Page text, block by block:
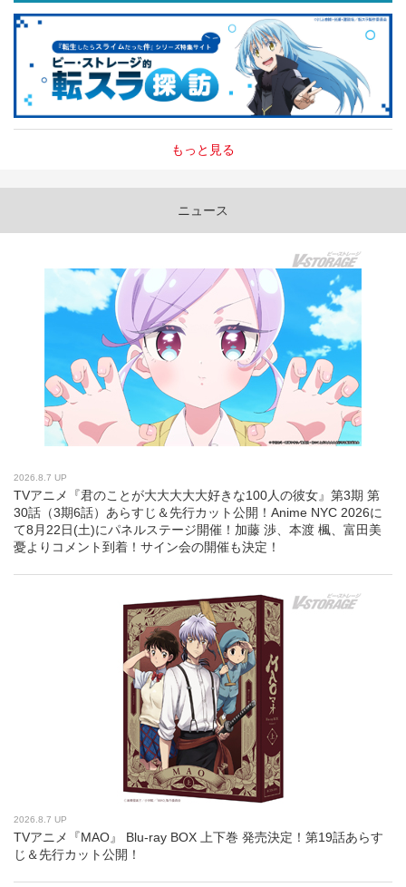
もっと見る
ニュース
2026.8.7 UP
TVアニメ『君のことが大大大大大好きな100人の彼女』第3期 第
30話（3期6話）あらすじ＆先行カット公開！Anime NYC 2026に
て8月22日(土)にパネルステージ開催！加藤 渉、本渡 楓、富田美
憂よりコメント到着！サイン会の開催も決定！
2026.8.7 UP
TVアニメ『MAO』 Blu-ray BOX 上下巻 発売決定！第19話あらす
じ＆先行カット公開！